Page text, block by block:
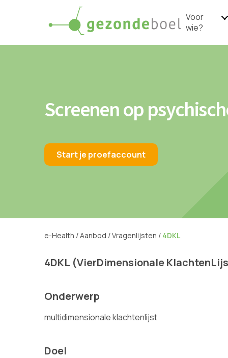
Voor
wie?
Screenen op
Start je proefaccount
e-Health /Aanbod /Vragenlijsten / 4DKL
4DKL (VierDimensionale
Onderwerp
multidimensionale klachtenlijst
Doel